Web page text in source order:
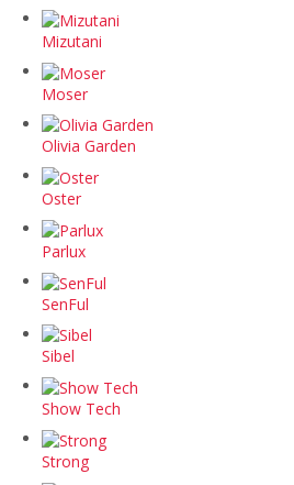
Mizutani
Moser
Olivia Garden
Oster
Parlux
SenFul
Sibel
Show Tech
Strong